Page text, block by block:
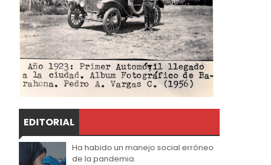
EDITORIAL
Ha habido un manejo social erróneo
de la pandemia.